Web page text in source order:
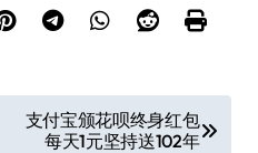
支付宝颁花呗终身红包
每天1元坚持送102年